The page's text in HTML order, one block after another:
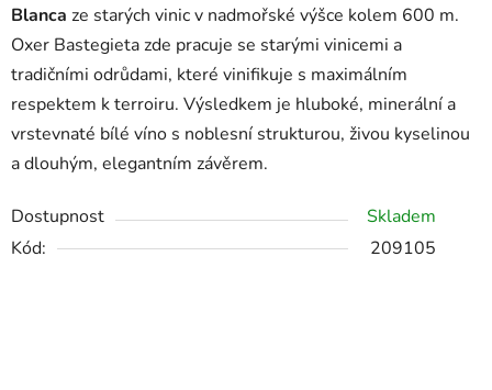
Blanca ze starých vinic v nadmořské výšce kolem 600 m.
Oxer Bastegieta zde pracuje se starými vinicemi a
tradičními odrůdami, které vinifikuje s maximálním
respektem k terroiru. Výsledkem je hluboké, minerální a
vrstevnaté bílé víno s noblesní strukturou, živou kyselinou
a dlouhým, elegantním závěrem.
Dostupnost
Skladem
Kód:
209105